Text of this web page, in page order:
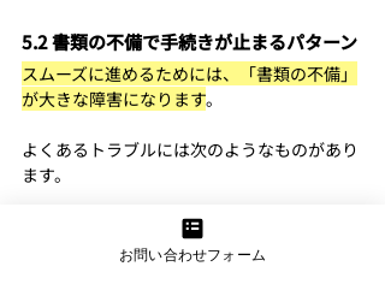
5.2 書類の不備で手続きが止まるパターン
スムーズに進めるためには、「書類の不備」
が大きな障害になります。
よくあるトラブルには次のようなものがあり
ます。
必要な戸籍が1通抜けていた
戸籍の内容が読みにくく、誤解が生じた
お問い合わせフォーム